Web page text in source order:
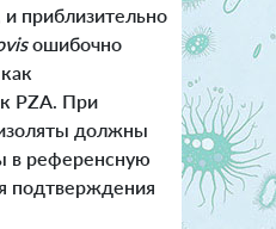
и приблизительно
ошибочно
PZA. При
должны
в референсную
подтверждения